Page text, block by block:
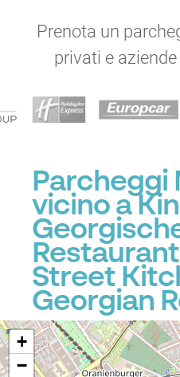
Prenota un
privati e
Parcheggi
vicino a
Street
Georgian
+
−